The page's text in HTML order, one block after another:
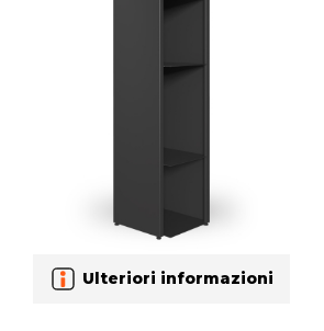
Ulteriori informazioni